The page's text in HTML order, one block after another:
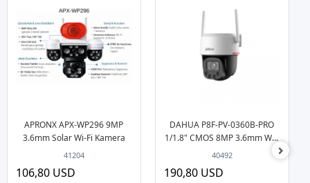
APRONX APX-WP296 9MP
3.6mm Solar Wi-Fi Kamera
41204
106,80 USD
DAHUA P8F-PV-0360B-PRO
1/1.8" CMOS 8MP 3.6mm Wifi
Dış Ortam PT Kamera
40492
190,80 USD